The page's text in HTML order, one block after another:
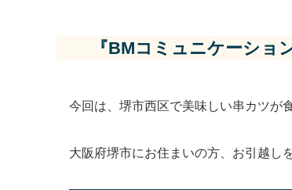
『BMコミュニケーショ
今回は、堺市西区で美味しい串カツが
大阪府堺市にお住まいの方、お引越し